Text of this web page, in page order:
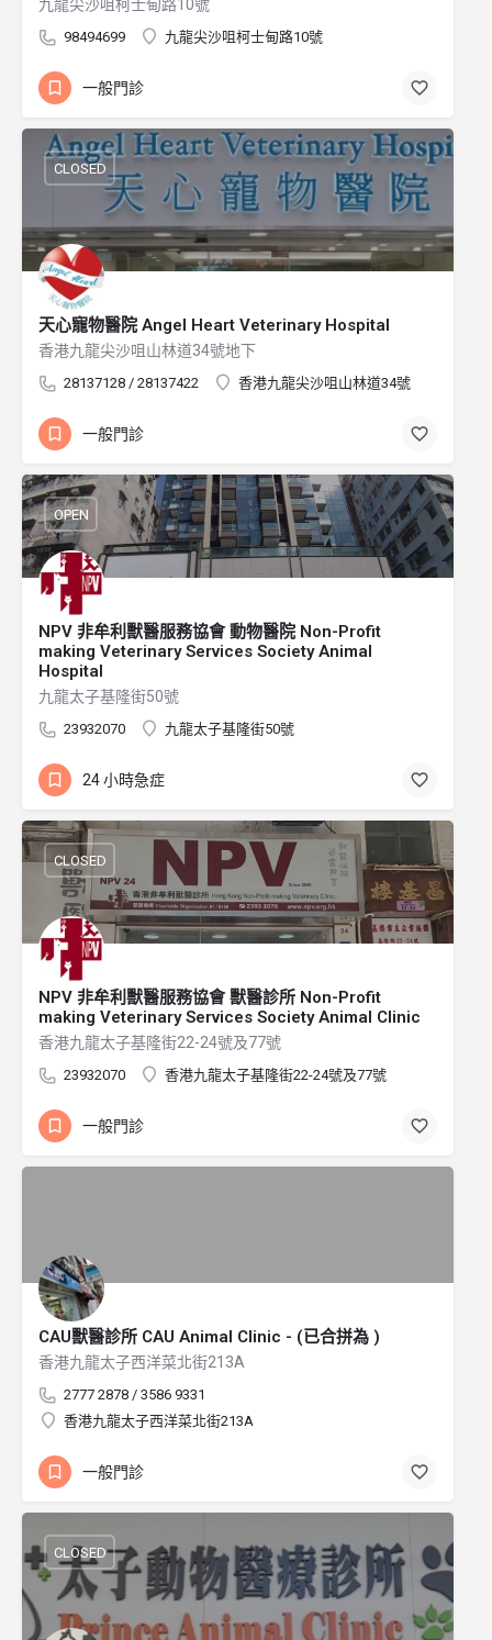
九龍尖沙咀柯士甸路10號
98494699 九龍尖沙咀柯士甸路10號
一般門診
天心寵物醫院 Angel Heart Veterinary Hospital
香港九龍尖沙咀山林道34號地下
28137128 / 28137422 香港九龍尖沙咀山林道34號
CLOSED
一般門診
NPV 非牟利獸醫服務協會 動物醫院 Non-Profit
making Veterinary Services Society Animal
Hospital
九龍太子基隆街50號
23932070 九龍太子基隆街50號
OPEN
24 小時急症
NPV 非牟利獸醫服務協會 獸醫診所 Non-Profit
making Veterinary Services Society Animal Clinic
香港九龍太子基隆街22-24號及77號
23932070 香港九龍太子基隆街22-24號及77號
CLOSED
一般門診
CAU獸醫診所 CAU Animal Clinic - (已合拼為 )
香港九龍太子西洋菜北街213A
2777 2878 / 3586 9331
香港九龍太子西洋菜北街213A
一般門診
CLOSED